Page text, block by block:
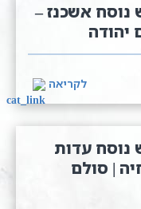
נוסח אשכנז –
יהודה
לקריאה
נוסח עדות
| סולם